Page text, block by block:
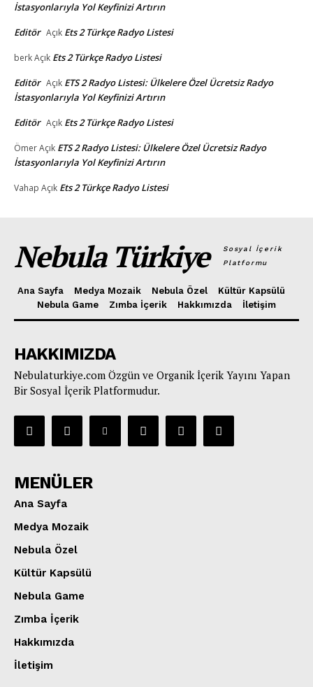
İstasyonlarıyla Yol Keyfinizi Artırın
Editör Açık Ets 2 Türkçe Radyo Listesi
berkAçık Ets 2 Türkçe Radyo Listesi
Editör Açık ETS 2 Radyo Listesi: Ülkelere Özel Ücretsiz Radyo
İstasyonlarıyla Yol Keyfinizi Artırın
Editör Açık Ets 2 Türkçe Radyo Listesi
ÖmerAçık ETS 2 Radyo Listesi: Ülkelere Özel Ücretsiz Radyo
İstasyonlarıyla Yol Keyfinizi Artırın
Vahap Açık Ets 2 Türkçe Radyo Listesi
Nebula Türkiye
Sosyal İçerik
Platformu
Ana Sayfa Medya Mozaik Nebula Özel
Kültür Kapsülü
Nebula Game
Zımba İçerik Hakkımızda İletişim
HAKKIMIZDA
Nebulaturkiye.com Özgün ve Organik İçerik Yayını Yapan
Bir Sosyal İçerik Platformudur.
MENÜLER
Ana Sayfa
Medya Mozaik
Nebula Özel
Kültür Kapsülü
Nebula Game
Zımba İçerik
Hakkımızda
İletişim